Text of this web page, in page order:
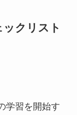
クリスト
学習を開始す